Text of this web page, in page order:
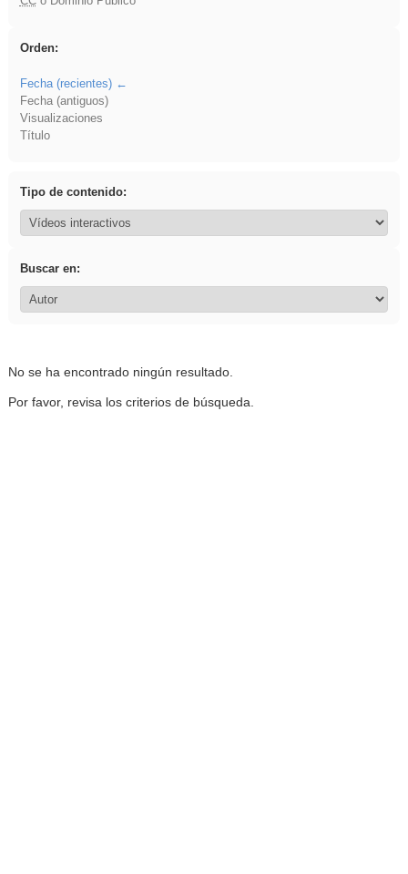
Orden:
Fecha (recientes)
Fecha (antiguos)
Visualizaciones
Título
Tipo de contenido:
Buscar en:
No se ha encontrado ningún resultado.
Por favor, revisa los criterios de búsqueda.